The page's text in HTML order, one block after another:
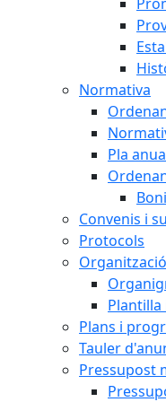
Normativa
Pla
Convenis i
Protocols
Plans i
Tauler
Pressupost